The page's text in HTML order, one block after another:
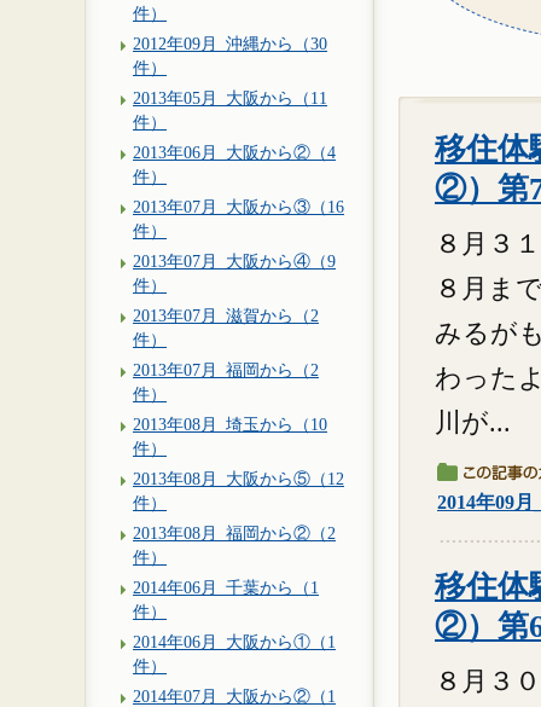
移住体
②）第
８月３
８月ま
みるが
わった
川が...
2014年09
移住体
②）第
８月３
件）
2012年09月_沖縄から（30
件）
2013年05月_大阪から（11
件）
2013年06月_大阪から②（4
件）
2013年07月_大阪から③（16
件）
2013年07月_大阪から④（9
件）
2013年07月_滋賀から（2
件）
2013年07月_福岡から（2
件）
2013年08月_埼玉から（10
件）
2013年08月_大阪から⑤（12
件）
2013年08月_福岡から②（2
件）
2014年06月_千葉から（1
件）
2014年06月_大阪から①（1
件）
2014年07月_大阪から②（1